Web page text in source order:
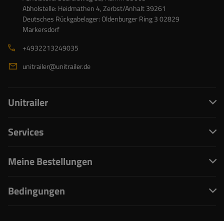
Abholstelle: Heidmathen 4, Zerbst/Anhalt 39261
Deutsches Rückgabelager: Oldenburger Ring 3 02829
Markersdorf
+4932213249035
unitrailer@unitrailer.de
Unitrailer
Services
Meine Bestellungen
Bedingungen